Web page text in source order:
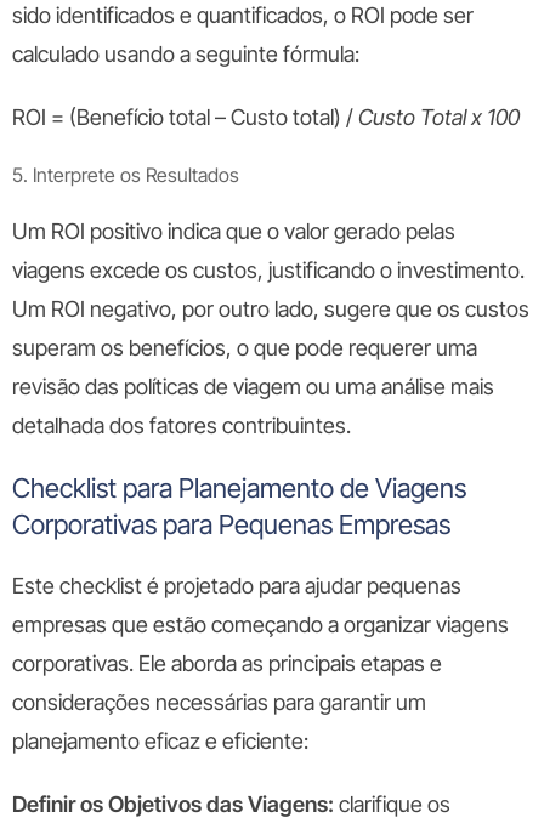
sido identificados e quantificados, o ROI pode ser
calculado usando a seguinte fórmula:
ROI = (Benefício total – Custo total) /Custo Total x 100
5. Interprete os Resultados
Um ROI positivo indica que o valor gerado pelas
viagens excede os custos, justificando o investimento.
Um ROI negativo, por outro lado, sugere que os custos
superam os benefícios, o que pode requerer uma
revisão das políticas de viagem ou uma análise mais
detalhada dos fatores contribuintes.
Checklist para Planejamento de Viagens
Corporativas para Pequenas Empresas
Este checklist é projetado para ajudar pequenas
empresas que estão começando a organizar viagens
corporativas. Ele aborda as principais etapas e
considerações necessárias para garantir um
planejamento eficaz e eficiente:
Definir os Objetivos das Viagens: clarifique os